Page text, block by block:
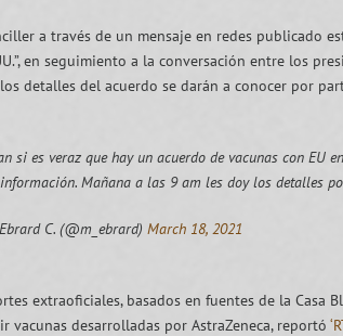
a través de un mensaje en redes publicado
en seguimiento a la conversación entre los
detalles del acuerdo se darán a conocer por
si es veraz que hay un acuerdo de vacunas con EU
Mañana a las 9 am les doy los detalles
C. (@m_ebrard) March 18, 2021
extraoficiales, basados en fuentes de la
vacunas desarrolladas por AstraZeneca, reportó